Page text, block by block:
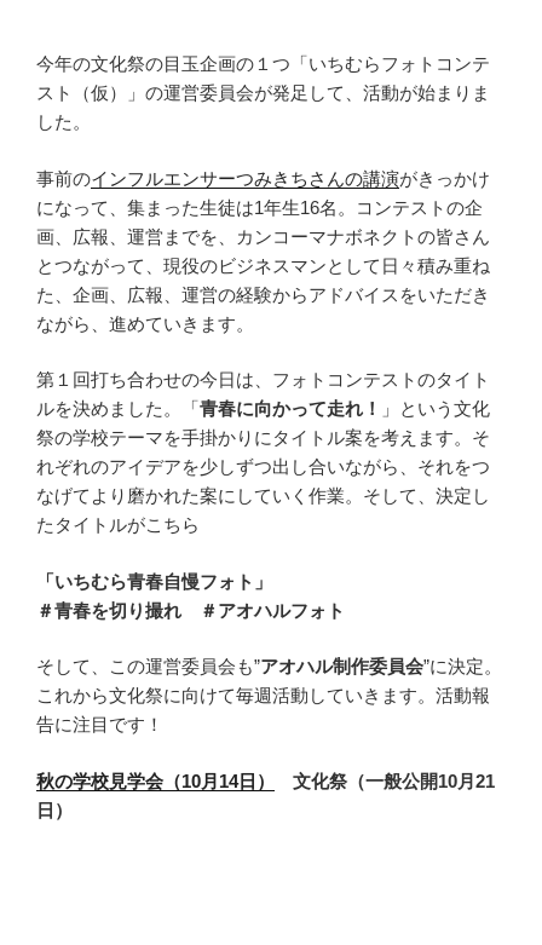
今年の文化祭の目玉企画の１つ「いちむらフォトコンテ
スト（仮）」の運営委員会が発足して、活動が始まりま
した。
事前のインフルエンサーつみきちさんの講演がきっかけ
になって、集まった生徒は1年生16名。コンテストの企
画、広報、運営までを、カンコーマナボネクトの皆さん
とつながって、現役のビジネスマンとして日々積み重ね
た、企画、広報、運営の経験からアドバイスをいただき
ながら、進めていきます。
第１回打ち合わせの今日は、フォトコンテストのタイト
ルを決めました。「 青春に向かって走れ！
」という文化
祭の学校テーマを手掛かりにタイトル案を考えます。そ
れぞれのアイデアを少しずつ出し合いながら、それをつ
なげてより磨かれた案にしていく作業。そして、決定し
たタイトルがこちら
「いちむら青春自慢フォト」
＃青春を切り撮れ ＃アオハルフォト
そして、この運営委員会も”アオハル制作委員会”に決定。
これから文化祭に向けて毎週活動していきます。活動報
告に注目です！
秋の学校見学会（10月14日）
文化祭（一般公開10月21
日）